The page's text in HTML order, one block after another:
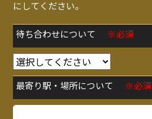
にしてください。
待ち合わせについて ※必須
最寄り駅・場所について ※必須